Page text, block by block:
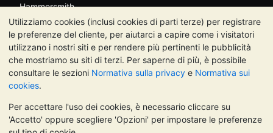
Utilizziamo cookies (inclusi cookies di parti terze) per registrare
le preferenze del cliente, per aiutarci a capire come i visitatori
utilizzano i nostri siti e per rendere più pertinenti le pubblicità
che mostriamo su siti di terzi. Per saperne di più, è possibile
consultare le sezioni Normativa sulla privacy e Normativa sui
cookies.
Per accettare l'uso dei cookies, è necessario cliccare su
'Accetto' oppure scegliere 'Opzioni' per impostare le preferenze
Hammersmith
Londra
W6 8DA
Regno Unito
TrustScore 4.7 | 488 recensioni
NOTA BENE: Il valore dei metalli preziosi può diminuire o